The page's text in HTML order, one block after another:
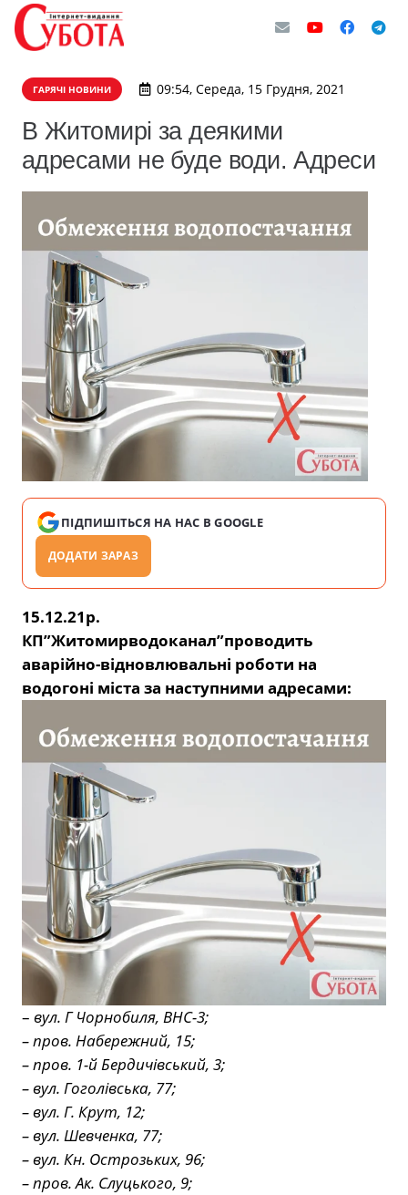
ГАРЯЧІ НОВИНИ 09:54, Середа, 15 Грудня, 2021
В Житомирі за деякими
адресами не буде води. Адреси
ПІДПИШІТЬСЯ НА НАС В GOOGLE
ДОДАТИ ЗАРАЗ
15.12.21р.
КП”Житомирводоканал”проводить
аварійно-відновлювальні роботи на
водогоні міста за наступними адресами:
– вул. Г Чорнобиля, ВНС-3;
– пров. Набережний, 15;
– пров. 1-й Бердичівський, 3;
– вул. Гоголівська, 77;
– вул. Г. Крут, 12;
– вул. Шевченка, 77;
– вул. Кн. Острозьких, 96;
– пров. Ак. Слуцького, 9;